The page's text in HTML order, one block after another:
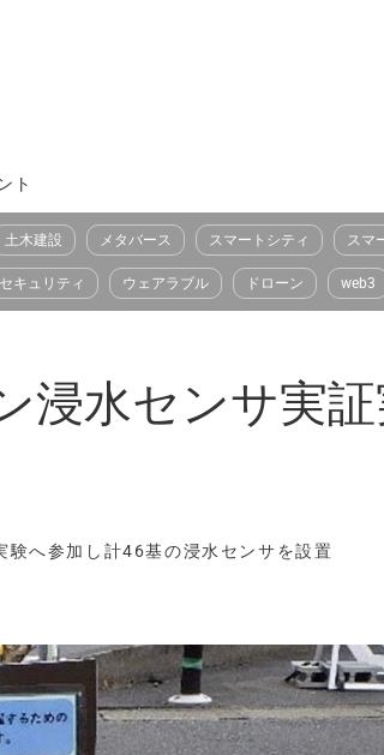
ト
土木建設 メタバース スマートシティ スマ
セキュリティ ウェアラブル ドローン web3
浸水センサ実
験へ参加し計46基の浸水センサを設置